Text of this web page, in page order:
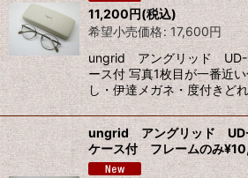
11,200円(税込)
希望小売価格: 17,600円
ungrid アングリッド
ース付 写真1枚目が一番近
し・伊達メガネ・度付きど
ungrid アングリッド
ケース付 フレームのみ